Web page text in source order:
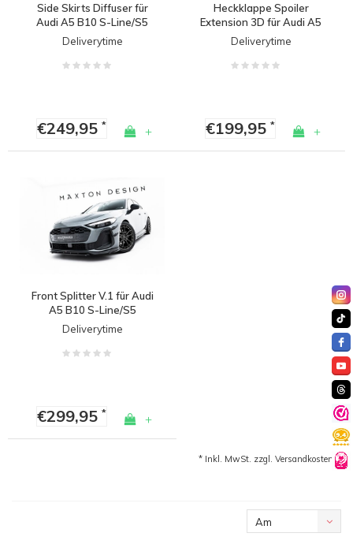
Side Skirts Diffuser für
Audi A5 B10 S-Line/S5
Sedan/Avant
Deliverytime
€249,95* +
Heckklappe Spoiler
Extension 3D für Audi A5
B10 S-Line / S5 Sedan
Deliverytime
€199,95* +
Front Splitter V.1 für Audi
A5 B10 S-Line/S5
Sedan/Avant
Deliverytime
€299,95* +
* Inkl. MwSt. zzgl. Versandkosten
Am